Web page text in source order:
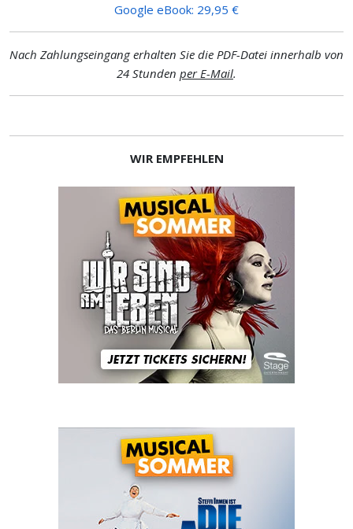
Google eBook: 29,95 €
Nach Zahlungseingang erhalten Sie die PDF-Datei innerhalb von
24 Stunden per E-Mail.
WIR EMPFEHLEN